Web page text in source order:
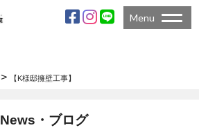
Menu
> 【K様邸擁壁工事】
News・ブログ